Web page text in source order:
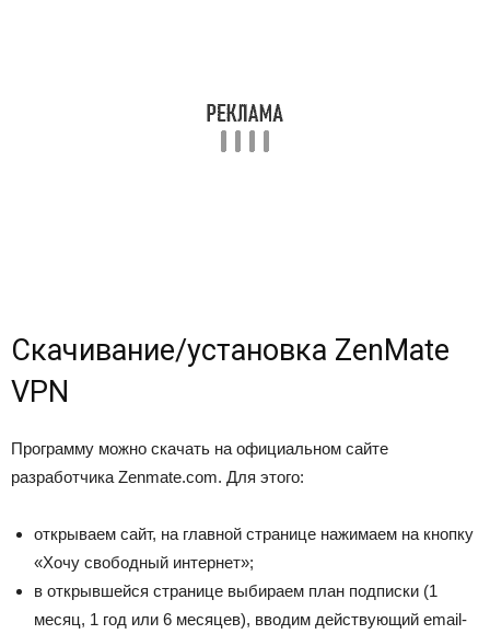
Скачивание/установка ZenMate
VPN
Программу можно скачать на официальном сайте
разработчика Zenmate.com. Для этого:
открываем сайт, на главной странице нажимаем на кнопку
«Хочу свободный интернет»;
в открывшейся странице выбираем план подписки (1
месяц, 1 год или 6 месяцев), вводим действующий email-